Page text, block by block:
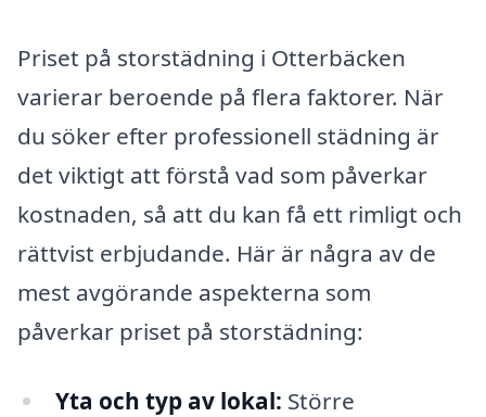
Priset på storstädning i Otterbäcken
varierar beroende på flera faktorer. När
du söker efter professionell städning är
det viktigt att förstå vad som påverkar
kostnaden, så att du kan få ett rimligt och
rättvist erbjudande. Här är några av de
mest avgörande aspekterna som
påverkar priset på storstädning:
Yta och typ av lokal: Större